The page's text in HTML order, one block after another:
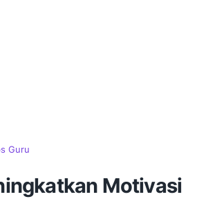
Guru
Motivasi